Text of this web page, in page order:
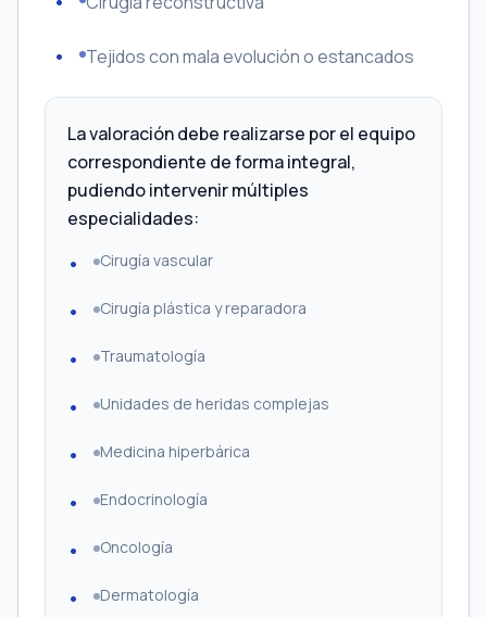
Tejidos con mala evolución o estancados
La valoración debe realizarse por el equipo
correspondiente de forma integral,
pudiendo intervenir múltiples
especialidades:
Cirugía vascular
Cirugía plástica y reparadora
Traumatología
Unidades de heridas complejas
Medicina hiperbárica
Endocrinología
Oncología
Dermatología